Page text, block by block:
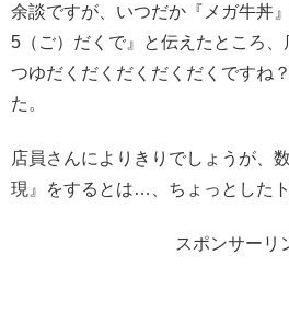
余談ですが、いつだか『メガ牛丼
5（ご）だくで』と伝えたところ
つゆだくだくだくだくだくですね
た。
店員さんによりきりでしょうが、
現』をするとは…、ちょっとした
スポンサーリ